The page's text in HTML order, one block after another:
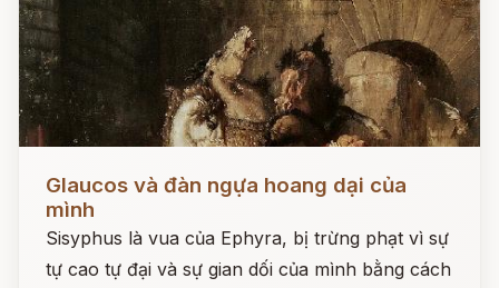
Glaucos và đàn ngựa hoang dại của
mình
Sisyphus là vua của Ephyra, bị trừng phạt vì sự
tự cao tự đại và sự gian dối của mình bằng cách